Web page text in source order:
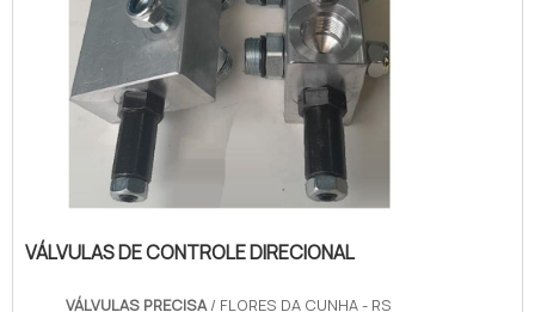
VÁLVULAS DE CONTROLE DIRECIONAL
VÁLVULAS PRECISA/ FLORES DA CUNHA - RS